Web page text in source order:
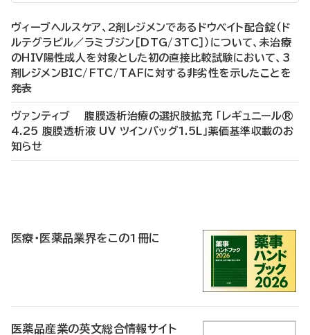
ヴィーブヘルスケア、2剤レジメンであるドウベイト配合錠（ド
ルテグラビル／ラミブジン［DTG/3TC］）について、未治療
のHIV陽性成人を対象とした初の直接比較試験において、3
剤レジメンBIC/FTC/TAFに対する非劣性を示したことを
発表
ヴァンティブ 腹膜透析治療の選択肢拡充 「レギュニール®
4.25 腹膜透析液 UV ツインバッグ1.5L」薬価基準収載のお
知らせ
医療・医薬品業界をこの1冊に
医薬品産業の英文総合情報サイト